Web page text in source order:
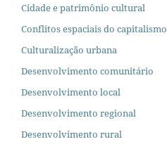
Cidade e patrimônio cultural
Conflitos espaciais do capitalismo
Culturalização urbana
Desenvolvimento comunitário
Desenvolvimento local
Desenvolvimento regional
Desenvolvimento rural